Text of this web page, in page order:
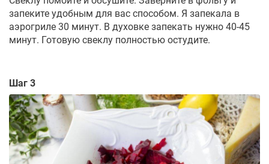
запеките удобным для вас способом. Я запекала в
аэрогриле 30 минут. В духовке запекать нужно 40-45
минут. Готовую свеклу полностью остудите.
Шаг 3